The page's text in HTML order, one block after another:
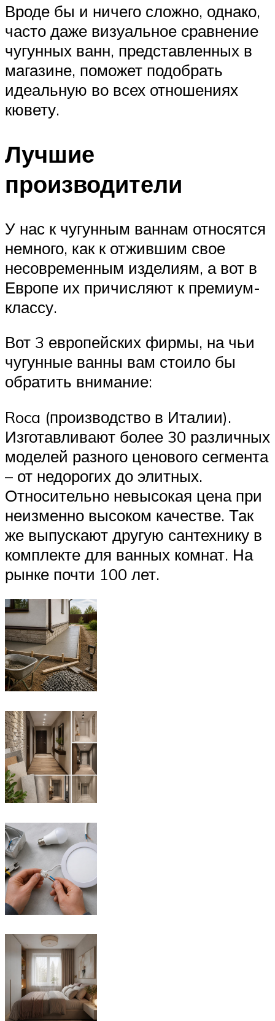
Вроде бы и ничего сложно, однако,
часто даже визуальное сравнение
чугунных ванн, представленных в
магазине, поможет подобрать
идеальную во всех отношениях
кювету.
Лучшие
производители
У нас к чугунным ваннам относятся
немного, как к отжившим свое
несовременным изделиям, а вот в
Европе их причисляют к премиум-
классу.
Вот 3 европейских фирмы, на чьи
чугунные ванны вам стоило бы
обратить внимание:
Roca (производство в Италии).
Изготавливают более 30 различных
моделей разного ценового сегмента
– от недорогих до элитных.
Относительно невысокая цена при
неизменно высоком качестве. Так
же выпускают другую сантехнику в
комплекте для ванных комнат. На
рынке почти 100 лет.